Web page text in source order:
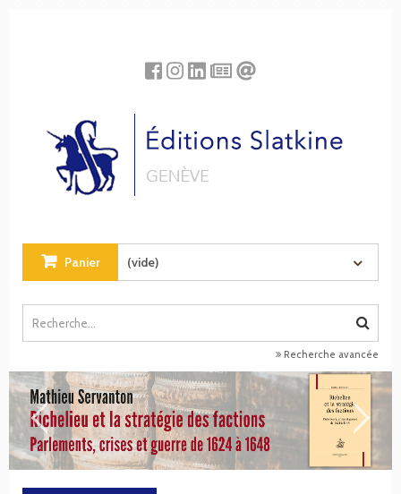
Panier (vide)
Recherche avancée